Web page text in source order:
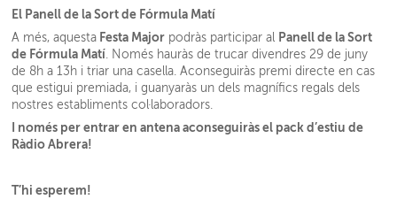
El Panell de la Sort de Fórmula Matí
A més, aquesta Festa Major podràs participar al Panell de la Sort
de Fórmula Matí. Només hauràs de trucar divendres 29 de juny
de 8h a 13h i triar una casella. Aconseguiràs premi directe en cas
que estigui premiada, i guanyaràs un dels magnífics regals dels
nostres establiments col·laboradors.
I només per entrar en antena aconseguiràs el pack d’estiu de
Ràdio Abrera!
T’hi esperem!